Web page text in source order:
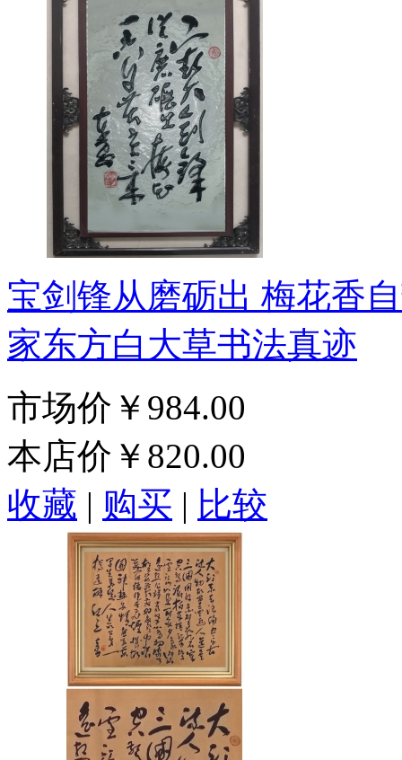
宝剑锋从磨砺出 梅花香
家东方白大草书法真迹
市场价 ￥984.00
本店价 ￥820.00
收藏 | 购买 | 比较